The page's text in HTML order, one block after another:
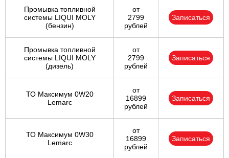
Промывка топливной
системы LIQUI MOLY
(бензин)
от
2799
рублей
Записаться
Промывка топливной
системы LIQUI MOLY
(дизель)
от
2799
рублей
Записаться
ТО Максимум 0W20
Lemarc
от
16899
рублей
Записаться
ТО Максимум 0W30
Lemarc
от
16899
рублей
Записаться